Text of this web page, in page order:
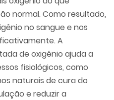
normal. Como resultado,
no sangue e nos
A
de oxigênio ajuda a
fisiológicos, como
naturais de cura do
e reduzir a